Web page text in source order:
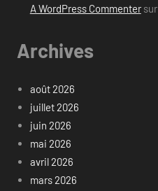
A WordPress Commentersur
Archives
août 2026
juillet 2026
juin 2026
mai 2026
avril 2026
mars 2026